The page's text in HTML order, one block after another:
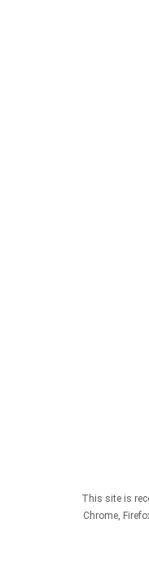
This site is
Chrome,